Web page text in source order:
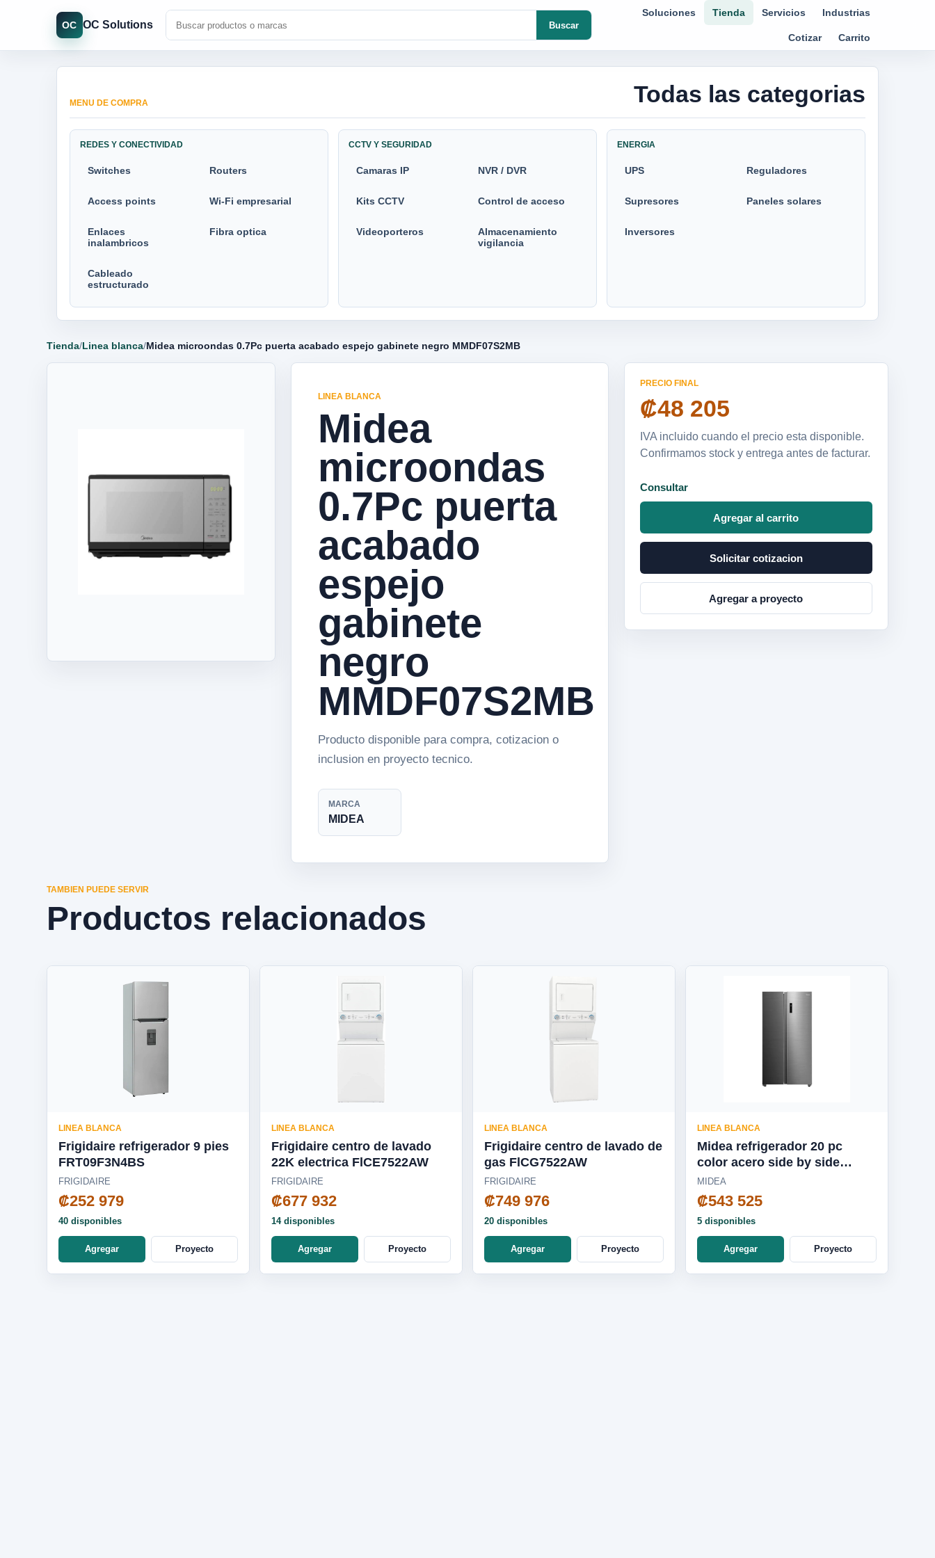
OC OC Solutions Buscar
Soluciones Tienda Servicios Industrias
Cotizar Carrito
MENU DE COMPRA Todas las categorias
REDES Y CONECTIVIDAD
Switches Routers
Access points Wi-Fi empresarial
Enlaces
inalambricos
Fibra optica
Cableado
estructurado
CCTV Y SEGURIDAD
Camaras IP NVR / DVR
Kits CCTV Control de acceso
Videoporteros
Almacenamiento
vigilancia
ENERGIA
UPS Reguladores
Supresores Paneles solares
Inversores
Tienda/Linea blanca/Midea microondas 0.7Pc puerta acabado espejo gabinete negro MMDF07S2MB
LINEA BLANCA
Midea
microondas
0.7Pc puerta
acabado
espejo
gabinete
negro
MMDF07S2MB
Producto disponible para compra, cotizacion o
inclusion en proyecto tecnico.
MARCA
MIDEA
PRECIO FINAL
₡48 205
IVA incluido cuando el precio esta disponible.
Confirmamos stock y entrega antes de facturar.
Consultar
Agregar al carrito
Solicitar cotizacion
Agregar a proyecto
TAMBIEN PUEDE SERVIR
Productos relacionados
LINEA BLANCA
Frigidaire refrigerador 9 pies
FRT09F3N4BS
FRIGIDAIRE
₡252 979
40 disponibles
Agregar Proyecto
LINEA BLANCA
Frigidaire centro de lavado
22K electrica FlCE7522AW
FRIGIDAIRE
₡677 932
14 disponibles
Agregar Proyecto
LINEA BLANCA
Frigidaire centro de lavado de
gas FlCG7522AW
FRIGIDAIRE
₡749 976
20 disponibles
Agregar Proyecto
LINEA BLANCA
Midea refrigerador 20 pc
color acero side by side
inverter MDRS710FGM46
MIDEA
₡543 525
5 disponibles
Agregar Proyecto